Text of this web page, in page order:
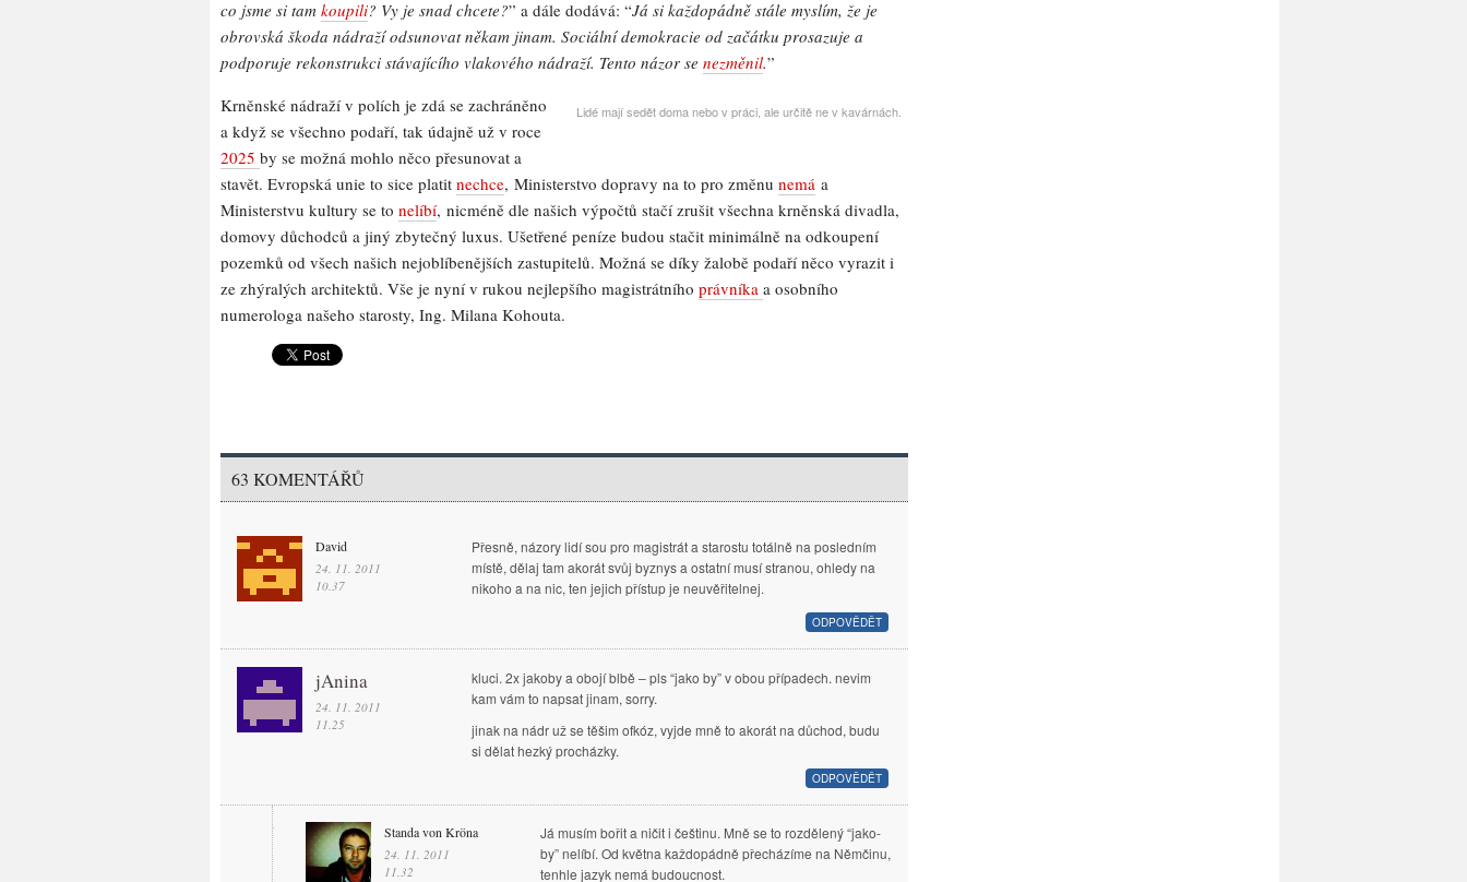
co jsme si tam koupili? Vy je snad chcete?” a dále dodává: “Já si každopádně stále myslím, že je
obrovská škoda nádraží odsunovat někam jinam. Sociální demokracie od začátku prosazuje a
podporuje rekonstrukci stávajícího vlakového nádraží. Tento názor se nezměnil.”
Lidé mají sedět doma nebo v práci, ale určitě ne v kavárnách.
Krněnské nádraží v polích je zdá se zachráněno
a když se všechno podaří, tak údajně už v roce
2025 by se možná mohlo něco přesunovat a
stavět. Evropská unie to sice platit nechce, Ministerstvo dopravy na to pro změnu nemá a
Ministerstvu kultury se to nelíbí, nicméně dle našich výpočtů stačí zrušit všechna krněnská divadla,
domovy důchodců a jiný zbytečný luxus. Ušetřené peníze budou stačit minimálně na odkoupení
pozemků od všech našich nejoblíbenějších zastupitelů. Možná se díky žalobě podaří něco vyrazit i
ze zhýralých architektů. Vše je nyní v rukou nejlepšího magistrátního právníka a osobního
numerologa našeho starosty, Ing. Milana Kohouta.
63 KOMENTÁŘŮ
David
24. 11. 2011
10.37
Přesně, názory lidí sou pro magistrát a starostu totálně na posledním
místě, dělaj tam akorát svůj byznys a ostatní musí stranou, ohledy na
nikoho a na nic, ten jejich přístup je neuvěřitelnej.
ODPOVĚDĚT
jAnina
24. 11. 2011
11.25
kluci. 2x jakoby a obojí blbě – pls “jako by” v obou případech. nevim
kam vám to napsat jinam, sorry.
jinak na nádr už se těšim ofkóz, vyjde mně to akorát na důchod, budu
si dělat hezký procházky.
ODPOVĚDĚT
Standa von Kröna
24. 11. 2011
11.32
Já musím bořit a ničit i češtinu. Mně se to rozdělený “jako-
by” nelíbí. Od května každopádně přecházíme na Němčinu,
tenhle jazyk nemá budoucnost.